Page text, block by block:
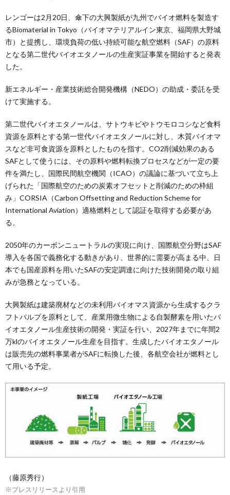
レンゴーは2月20日、傘下の大興製紙が九州でバイオ燃料を製造す
るBiomaterial in Tokyo（バイオマテリアルイン東京、福岡県大野城
市）と提携し、環境負荷の低い持続可能な航空燃料（SAF）の原料
となる第二世代バイオエタノールの生産実証事業を開始すると発表
した。
新エネルギー・産業技術総合開発機構（NEDO）の助成・委託を受
けて実施する。
第二世代バイオエタノールは、サトウキビやトウモロコシなど食料
資源を原料とする第一世代バイオエタノールに対し、木質バイオマ
スなど非可食資源を原料としたものを指す。CO2削減効果のある
SAFとして使うには、その原料や燃料転換プロセスなどが一定の要
件を満たし、国際民間航空機関（ICAO）の議論に基づいて立ち上
げられた「国際航空のための炭素オフセットと削減のための枠組
み」CORSIA（Carbon Offsetting and Reduction Scheme for
International Aviation）適格燃料として認証を取得する必要があ
る。
2050年のカーボンニュートラルの実現に向け、国際航空分野はSAF
導入を各国で義務化する動きがあり、世界的に需要が高まる中、日
本でも国産原料を用いたSAFの安定調達に向けた技術開発の取り組
みが急務となっている。
大興製紙は建築廃材などの未利用バイオマス資源から生成するクラ
フトパルプを原料として、産業用微生物による自製酵素を用いたバ
イオエタノール生産技術の開発・実証を行い、2027年までに年間2
万klのバイオエタノール生産を目指す。生成したバイオエタノール
は販売先の燃料事業者がSAFに転換した後、各航空会社が燃料とし
て用いる予定。
（藤原秀行）
※プレスリリースより引用